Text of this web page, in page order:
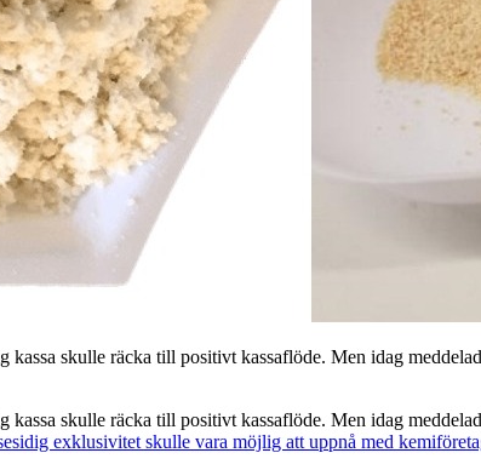
skulle räcka till positivt kassaflöde. Men idag
skulle räcka till positivt kassaflöde. Men idag
exklusivitet skulle vara möjlig att uppnå med